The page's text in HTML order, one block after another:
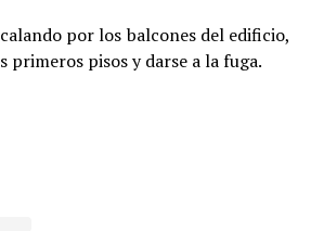
por los balcones del edificio,
primeros pisos y darse a la fuga.